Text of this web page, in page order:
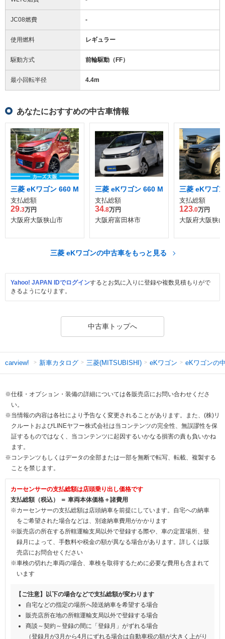
JC08燃費 -
使用燃料 レギュラー
駆動方式 前輪駆動（FF）
最小回転半径 4.4m
あなたにおすすめの中古車情報
三菱 eKワゴン 660 M
支払総額
29.3万円
大阪府大阪狭山市
三菱 eKワゴン 660 M
支払総額
34.8万円
大阪府富田林市
三菱 eKワゴ
支払総額
123.0万円
大阪府大阪狭
三菱 eKワゴンの中古車をもっと見る
Yahoo! JAPAN IDでログインするとお気に入りに登録や複数見積もりがで
きるようになります。
中古車トップへ
carview! 新車カタログ 三菱(MITSUBISHI) eKワゴン eKワゴンの
※仕様・オプション・装備の詳細については各販売店にお問い合わせくださ
い。
※当情報の内容は各社により予告なく変更されることがあります。また、(株)リ
クルートおよびLINEヤフー株式会社は当コンテンツの完全性、無誤謬性を保
証するものではなく、当コンテンツに起因するいかなる損害の責も負いかね
ます。
※コンテンツもしくはデータの全部または一部を無断で転写、転載、複製する
ことを禁じます。
カーセンサーの支払総額は店頭乗り出し価格です
支払総額（税込） ＝ 車両本体価格＋諸費用
※カーセンサーの支払総額は店頭納車を前提にしています。自宅への納車
をご希望された場合などは、別途納車費用がかかります
※販売店の所在する所轄運輸支局以外で登録する際や、車の定置場所、登
録月によって、手数料や税金の額が異なる場合があります。詳しくは販
売店にお問合せください
※車検の切れた車両の場合、車検を取得するために必要な費用も含まれて
います
【ご注意】以下の場合などで支払総額が変わります
自宅などの指定の場所へ陸送納車を希望する場合
販売店所在地の所轄運輸支局以外で登録する場合
商談～契約～登録の間に「登録月」がずれる場合
（登録月が3月から4月にずれる場合は自動車税の額が大きく上がり